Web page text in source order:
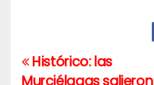
Navegación
Histórico: las
Murciélagas salieron